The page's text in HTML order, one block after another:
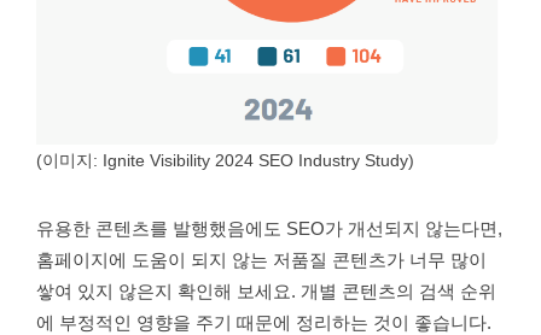
(이미지: Ignite Visibility 2024 SEO Industry Study)
유용한 콘텐츠를 발행했음에도 SEO가 개선되지 않는다면,
홈페이지에 도움이 되지 않는 저품질 콘텐츠가 너무 많이
쌓여 있지 않은지 확인해 보세요. 개별 콘텐츠의 검색 순위
에 부정적인 영향을 주기 때문에 정리하는 것이 좋습니다.